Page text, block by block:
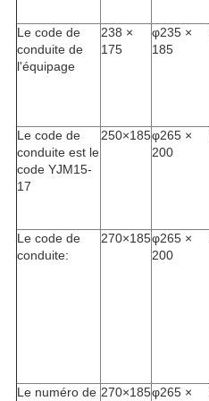
Le code de
conduite de
l'équipage
238 ×
175
φ235 ×
185
Le code de
conduite est le
code YJM15-
17
250×185φ265 ×
200
Le code de
conduite:
270×185φ265 ×
200
Le numéro de 270×185φ265 ×